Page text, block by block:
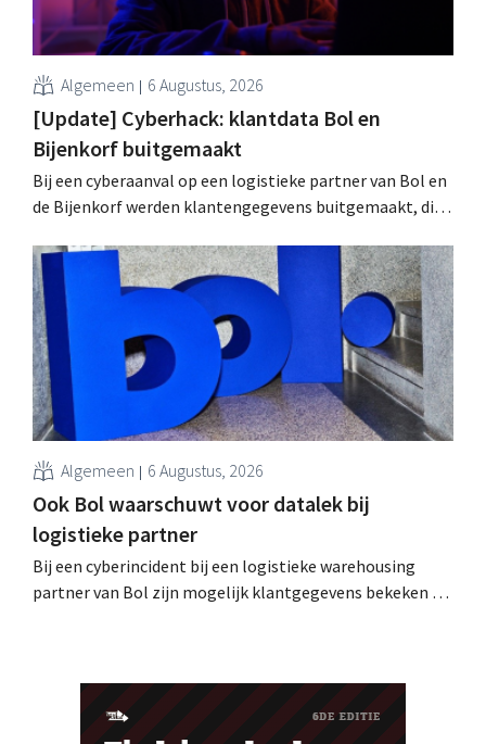
Algemeen 6 Augustus, 2026
[Update] Cyberhack: klantdata Bol en
Bijenkorf buitgemaakt
Bij een cyberaanval op een logistieke partner van Bol en
de Bijenkorf werden klantengegevens buitgemaakt, die
De retailers roepen klanten op alert te zijn voor
phishing.
Algemeen 6 Augustus, 2026
Ook Bol waarschuwt voor datalek bij
logistieke partner
Bij een cyberincident bij een logistieke warehousing
partner van Bol zijn mogelijk klantgegevens bekeken of